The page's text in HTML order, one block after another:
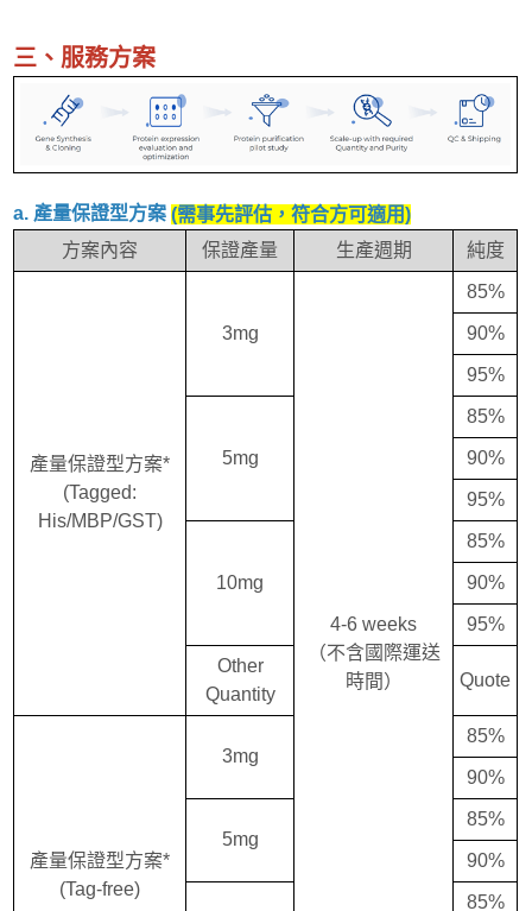
三、服務方案
a. 產量保證型方案(需事先評估，符合方可適用)
方案內容
保證產量 生產週期 純度
產量保證型方案*
(Tagged:
His/MBP/GST)
3mg
4-6 weeks
（不含國際運送
時間）
85%
90%
95%
5mg
85%
90%
95%
10mg
85%
90%
95%
Other
Quantity
Quote
產量保證型方案*
(Tag-free)
3mg
85%
90%
5mg
85%
90%
85%